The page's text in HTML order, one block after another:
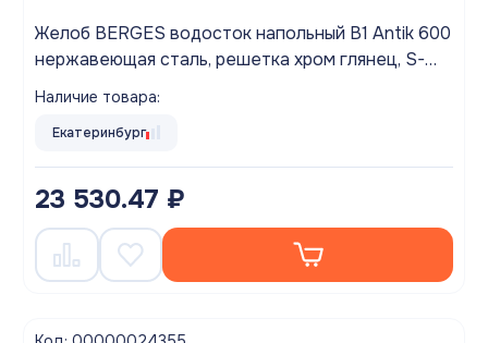
Желоб BERGES водосток напольный B1 Antik 600
нержавеющая сталь, решетка хром глянец, S-
сифон D50 H60 боковой выпуск 42 l/m
Наличие товара:
Екатеринбург
23 530.47 ₽